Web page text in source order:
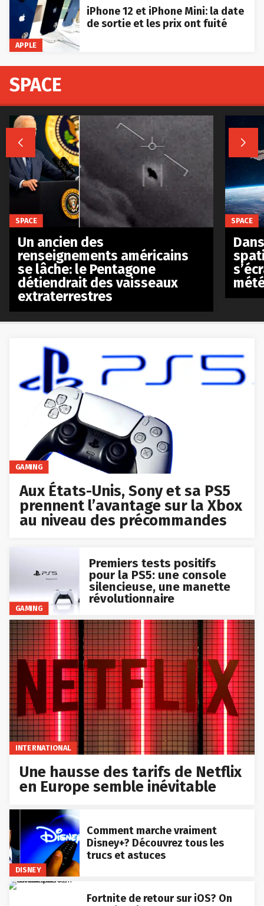
APPLE
iPhone 12 et iPhone Mini: la date
de sortie et les prix ont fuité
GAMING
Aux États-Unis, Sony et sa PS5
prennent l’avantage sur la Xbox
au niveau des précommandes
GAMING
Premiers tests positifs
pour la PS5: une console
silencieuse, une manette
révolutionnaire
INTERNATIONAL
Une hausse des tarifs de Netflix
en Europe semble inévitable
DISNEY
Comment marche vraiment
Disney+? Découvrez tous les
trucs et astuces
Fortnite de retour sur iOS? On
SPACE
 
SPACE
Un ancien des
renseignements américains
se lâche: le Pentagone
détiendrait des vaisseaux
extraterrestres
SPACE